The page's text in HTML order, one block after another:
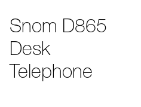
Snom D865
Desk
Telephone